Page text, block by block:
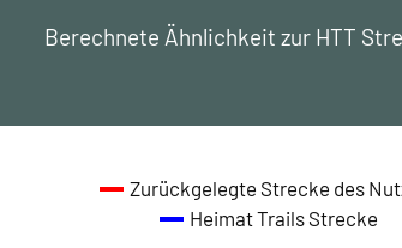
Berechnete Ähnlichkeit zur HTT
Zurückgelegte Strecke des
Heimat Trails Strecke